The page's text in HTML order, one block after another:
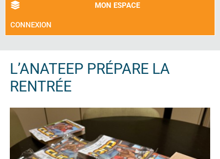
MON ESPACE
CONNEXION
L’ANATEEP PRÉPARE LA
RENTRÉE